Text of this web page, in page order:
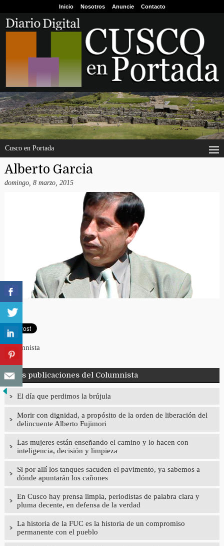
Inicio Nosotros Anuncie Contacto
Cusco en Portada
Alberto Garcia
domingo, 8 marzo, 2015
Columnista
Más publicaciones del Columnista
El día que perdimos la brújula
Morir con dignidad, a propósito de la orden de liberación del
delincuente Alberto Fujimori
Las mujeres están enseñando el camino y lo hacen con
inteligencia, decisión y limpieza
Si por allí los tanques sacuden el pavimento, ya sabemos a
dónde apuntarán los cañones
En Cusco hay prensa limpia, periodistas de palabra clara y
pluma decente, en defensa de la verdad
La historia de la FUC es la historia de un compromiso
permanente con el pueblo